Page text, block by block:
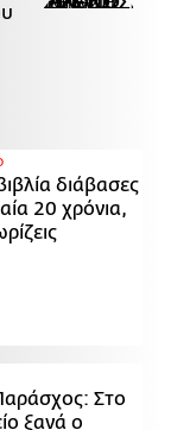
διάβασες
20 χρόνια,
Στο
ξανά ο